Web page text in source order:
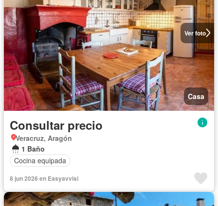
Ver foto
Casa
Consultar precio
Veracruz, Aragón
1 Baño
Cocina equipada
8 jun 2026 en Easyavvisi